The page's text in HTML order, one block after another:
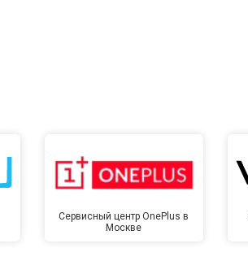
Сервисный центр OnePlus в
Москве